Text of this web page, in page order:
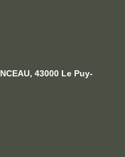
43000 Le Puy-